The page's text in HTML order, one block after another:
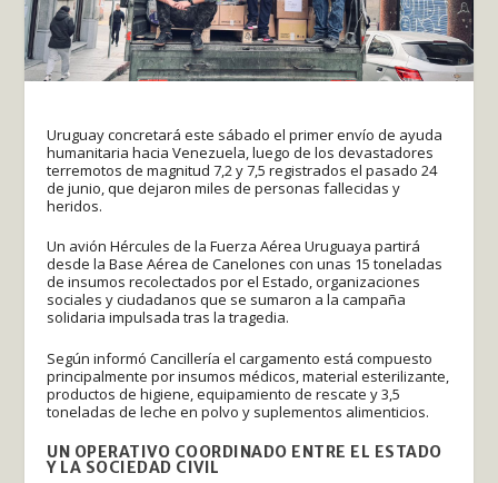
Uruguay concretará este sábado el primer envío de ayuda
humanitaria hacia Venezuela, luego de los devastadores
terremotos de magnitud 7,2 y 7,5 registrados el pasado 24
de junio, que dejaron miles de personas fallecidas y
heridos.
Un avión Hércules de la Fuerza Aérea Uruguaya partirá
desde la Base Aérea de Canelones con unas 15 toneladas
de insumos recolectados por el Estado, organizaciones
sociales y ciudadanos que se sumaron a la campaña
solidaria impulsada tras la tragedia.
Según informó Cancillería el cargamento está compuesto
principalmente por insumos médicos, material esterilizante,
productos de higiene, equipamiento de rescate y 3,5
toneladas de leche en polvo y suplementos alimenticios.
UN OPERATIVO COORDINADO ENTRE EL ESTADO
Y LA SOCIEDAD CIVIL